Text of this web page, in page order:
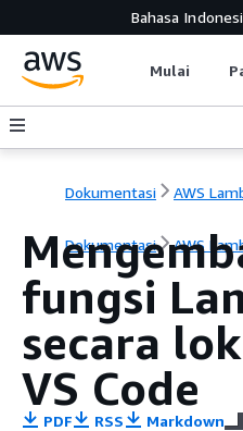
Bahasa
Mulai
Dokumentasi AWS
Dokumentasi AWS
fungsi
secara
VS Code
PDF RSS Markdown